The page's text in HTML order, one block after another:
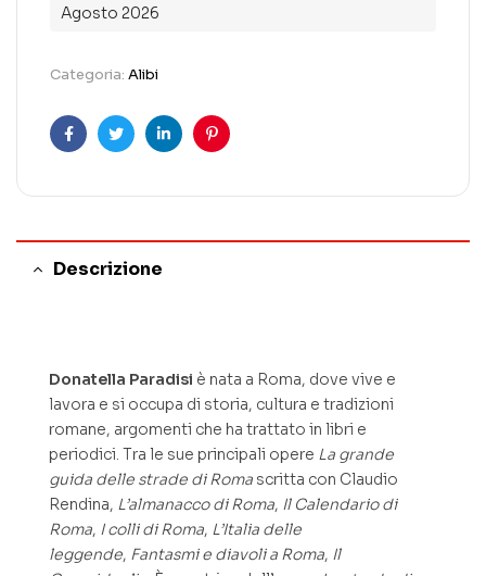
Agosto 2026
Categoria: Alibi
FacebookTwitterLinkedinPinterest
Descrizione
Donatella Paradisi è nata a Roma, dove vive e
lavora e si occupa di storia, cultura e tradizioni
romane, argomenti che ha trattato in libri e
periodici. Tra le sue principali opere La grande
guida delle strade di Roma scritta con Claudio
Rendina, L’almanacco di Roma, Il Calendario di
Roma, I colli di Roma, L’Italia delle
leggende, Fantasmi e diavoli a Roma, Il